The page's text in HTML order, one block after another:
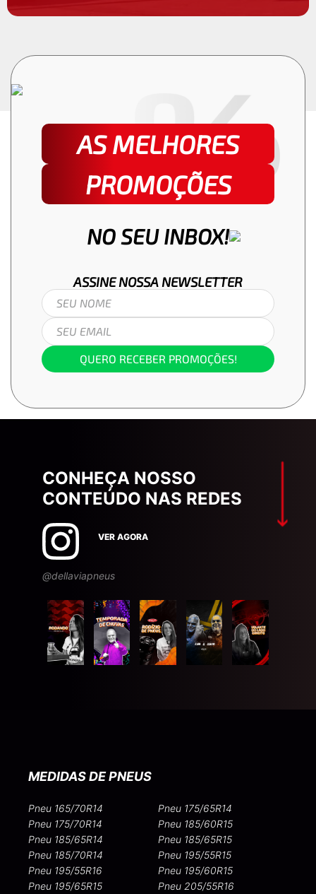
AS MELHORES
PROMOÇÕES
NO SEU INBOX!
ASSINE NOSSA NEWSLETTER
QUERO RECEBER PROMOÇÕES!
CONHEÇA NOSSO
CONTEÚDO NAS REDES
VER AGORA
@dellaviapneus
MEDIDAS DE PNEUS
Pneu 165/70R14
Pneu 175/65R14
Pneu 175/70R14
Pneu 185/60R15
Pneu 185/65R14
Pneu 185/65R15
Pneu 185/70R14
Pneu 195/55R15
Pneu 195/55R16
Pneu 195/60R15
Pneu 195/65R15
Pneu 205/55R16